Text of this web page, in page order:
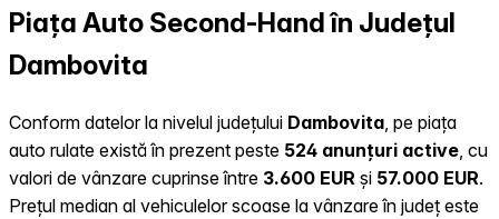
Piața Auto Second-Hand în Județul
Dambovita
Conform datelor la nivelul județului Dambovita , pe piața
auto rulate există în prezent peste 524 anunțuri active , cu
valori de vânzare cuprinse între 3.600 EUR și 57.000 EUR.
Prețul median al vehiculelor scoase la vânzare în județ este